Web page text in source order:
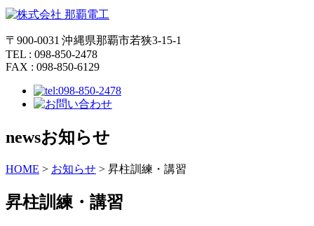
〒900-0031 沖縄県那覇市若狭3-15-1
TEL : 098-850-2478
FAX : 098-850-6129
newsお知らせ
HOME > お知らせ > 昇柱訓練・講習
昇柱訓練・講習